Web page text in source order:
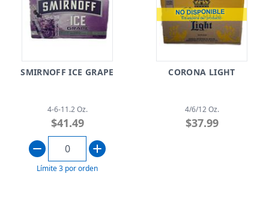
SMIRNOFF ICE GRAPE
4-6-11.2 Oz.
$41.49
Límite 3 por orden
CORONA LIGHT
4/6/12 Oz.
$37.99